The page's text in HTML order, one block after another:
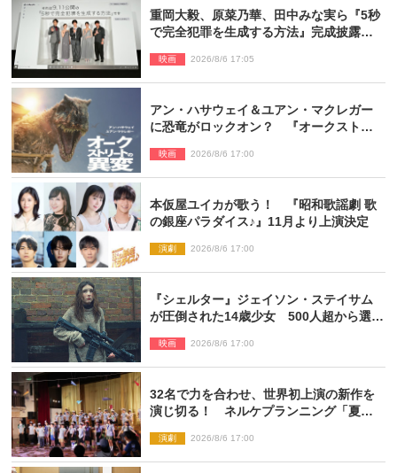
重岡大毅、原菜乃華、田中みな実ら『5秒
で完全犯罪を生成する方法』完成披露に
映画 2026/8/6 17:05
アン・ハサウェイ＆ユアン・マクレガー
に恐竜がロックオン？ 『オークストリ
解禁
映画 2026/8/6 17:00
本仮屋ユイカが歌う！ 『昭和歌謡劇 歌
の銀座パラダイス♪』11月より上演決定
演劇 2026/8/6 17:00
『シェルター』ジェイソン・ステイサム
が圧倒された14歳少女 500人超から選出
とは
映画 2026/8/6 17:00
32名で力を合わせ、世界初上演の新作を
演じ切る！ ネルケプランニング「夏休
ト【最終日】
演劇 2026/8/6 17:00